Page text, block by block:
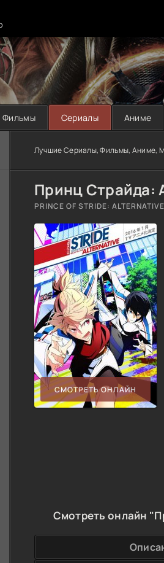
Фильмы Сериалы Аниме
Лучшие Сериалы, Фильмы, Аниме,
Принц Страйда:
PRINCE OF STRIDE: ALTERNATIVE
СМОТРЕТЬ ОНЛАЙН
Смотреть онлайн